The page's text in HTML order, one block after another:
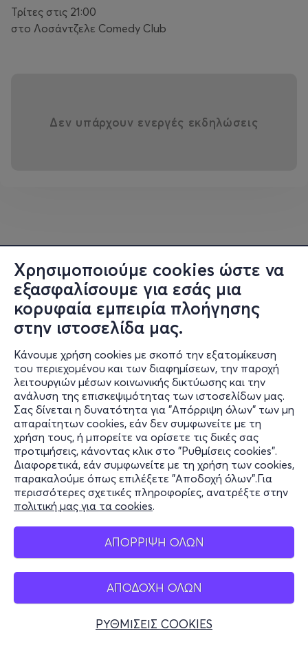
Χρησιμοποιούμε cookies ώστε να
εξασφαλίσουμε για εσάς μια
κορυφαία εμπειρία πλοήγησης
στην ιστοσελίδα μας.
Κάνουμε χρήση cookies με σκοπό την εξατομίκευση
του περιεχομένου και των διαφημίσεων, την παροχή
λειτουργιών μέσων κοινωνικής δικτύωσης και την
ανάλυση της επισκεψιμότητας των ιστοσελίδων μας.
Σας δίνεται η δυνατότητα για "Απόρριψη όλων" των μη
απαραίτητων cookies, εάν δεν συμφωνείτε με τη
χρήση τους, ή μπορείτε να ορίσετε τις δικές σας
προτιμήσεις, κάνοντας κλικ στο "Ρυθμίσεις cookies".
Διαφορετικά, εάν συμφωνείτε με τη χρήση των cookies,
παρακαλούμε όπως επιλέξετε "Αποδοχή όλων".Για
περισσότερες σχετικές πληροφορίες, ανατρέξτε στην
πολιτική μας για τα cookies.
ΑΠΟΡΡΙΨΗ ΟΛΩΝ
ΑΠΟΔΟΧΗ ΟΛΩΝ
ΡΥΘΜΙΣΕΙΣ COOKIES
Τρίτες στις 21:00
στο Λοσάντζελε Comedy Club
Δεν υπάρχουν ενεργές εκδηλώσεις
Πληροφορίες
Υποστήριξη
Stay Connected
Mobile app